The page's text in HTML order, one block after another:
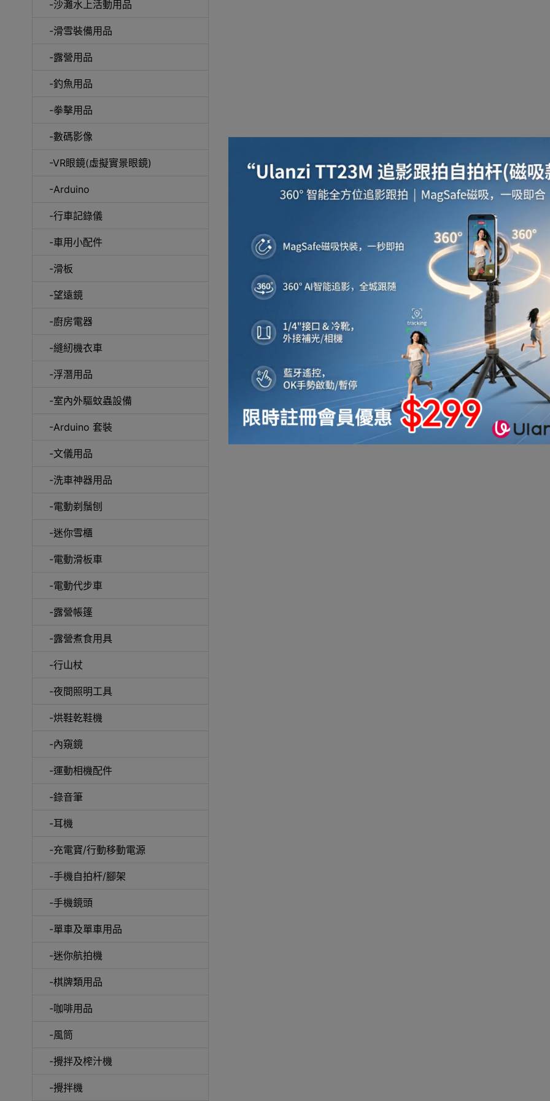
-沙灘水上活動用品
-滑雪裝備用品
-露營用品
-釣魚用品
-拳擊用品
-數碼影像
-VR眼鏡(虛擬實景眼鏡)
-Arduino
-行車記錄儀
-車用小配件
-滑板
-望遠鏡
-廚房電器
-縫紉機衣車
-浮潛用品
-室內外驅蚊蟲設備
-Arduino 套裝
-文儀用品
-洗車神器用品
-電動剃鬚刨
-迷你雪櫃
-電動滑板車
-電動代步車
-露營帳篷
-露營煮食用具
-行山杖
-夜間照明工具
-烘鞋乾鞋機
-內窺鏡
-運動相機配件
-錄音筆
-耳機
-充電寶/行動移動電源
-手機自拍杆/腳架
-手機鏡頭
-單車及單車用品
-迷你航拍機
-棋牌類用品
-咖啡用品
-風筒
-攪拌及榨汁機
-攪拌機